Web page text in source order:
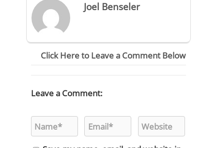
Joel Benseler
Click Here to Leave a Comment Below
Leave a Comment: